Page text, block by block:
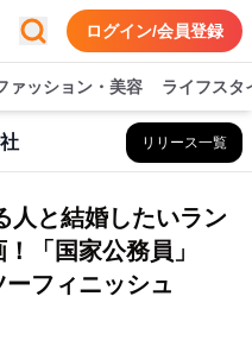
ログイン/会員登録
ァッション・美容 ライフスタ
リリース一覧
人と結婚したいラン
「国家公務員」
ーフィニッシュ